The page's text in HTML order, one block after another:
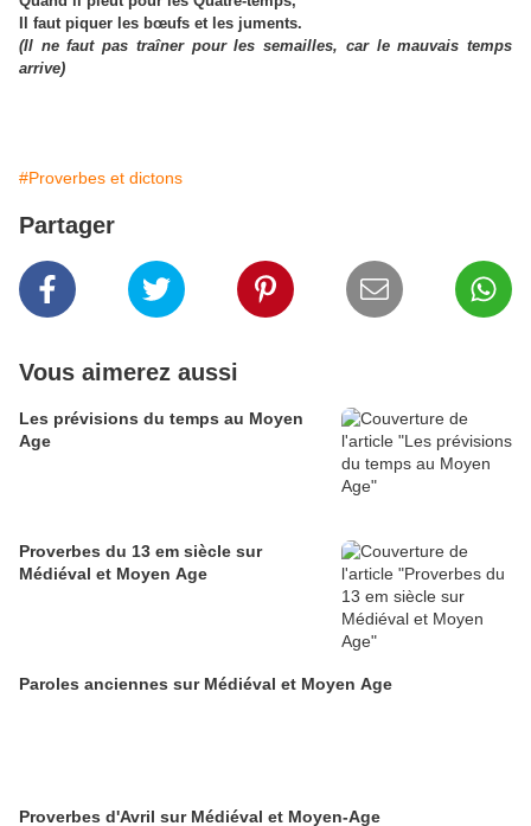
Il faut piquer les bœufs et les juments.
(Il ne faut pas traîner pour les semailles, car le mauvais temps
arrive)
#Proverbes et dictons
Partager
Vous aimerez aussi
Les prévisions du temps au Moyen
Age
Proverbes du 13 em siècle sur
Médiéval et Moyen Age
Paroles anciennes sur Médiéval et Moyen Age
Proverbes d'Avril sur Médiéval et Moyen-Age